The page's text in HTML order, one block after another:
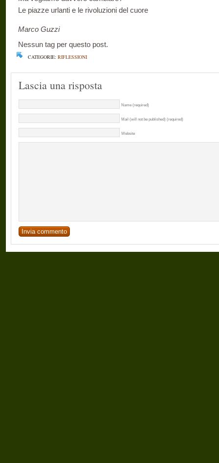
Le piazze urlanti e le rivoluzioni del cuore
Marco Guzzi
Nessun tag per questo post.
CATEGORIE: RIFLESSIONI
Lascia una risposta
Name (required)
Mail (will not be published) (required)
Website